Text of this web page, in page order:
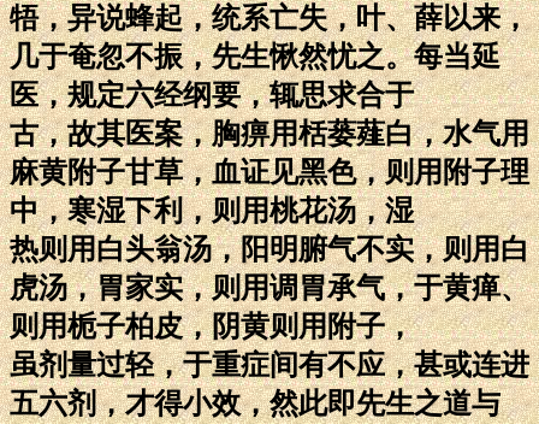
牾，异说蜂起，统系亡失，叶、薛以来，
几于奄忽不振，先生愀然忧之。每当延
医，规定六经纲要，辄思求合于
古，故其医案，胸痹用栝蒌薤白，水气用
麻黄附子甘草，血证见黑色，则用附子理
中，寒湿下利，则用桃花汤，湿
热则用白头翁汤，阳明腑气不实，则用白
虎汤，胃家实，则用调胃承气，于黄瘅、
则用栀子柏皮，阴黄则用附子，
虽剂量过轻，于重症间有不应，甚或连进
五六剂，才得小效，然此即先生之道与